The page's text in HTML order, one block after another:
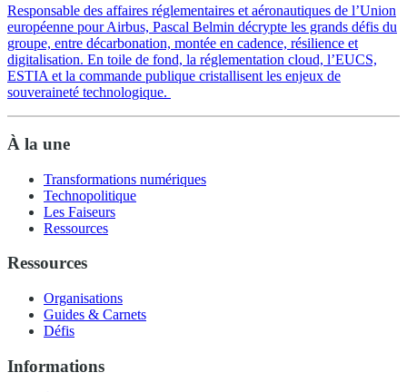
Responsable des affaires réglementaires et aéronautiques de l’Union
européenne pour Airbus, Pascal Belmin décrypte les grands défis du
groupe, entre décarbonation, montée en cadence, résilience et
digitalisation. En toile de fond, la réglementation cloud, l’EUCS,
ESTIA et la commande publique cristallisent les enjeux de
souveraineté technologique.
À la une
Transformations numériques
Technopolitique
Les Faiseurs
Ressources
Ressources
Organisations
Guides & Carnets
Défis
Informations